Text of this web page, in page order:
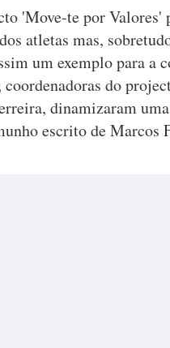
'Move-te por
atletas mas,
um exemplo para a
do
dinamizaram
escrito de Marcos